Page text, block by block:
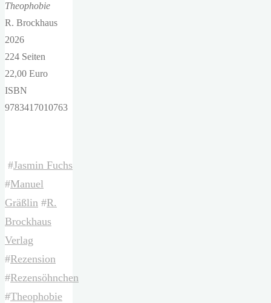
Theophobie
R. Brockhaus
2026
224 Seiten
22,00 Euro
ISBN
9783417010763
#Jasmin Fuchs
#Manuel
Gräßlin #R.
Brockhaus
Verlag
#Rezension
#Rezensöhnchen
#Theophobie